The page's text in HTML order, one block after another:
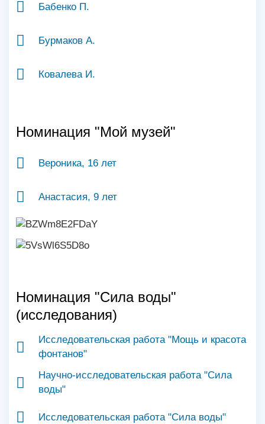
Бабенко П.
Бурмаков А.
Ковалева И.
Номинация "Мой музей"
Вероника, 16 лет
Анастасия, 9 лет
Номинация "Сила воды"
(исследования)
Исследовательская работа "Мощь и красота
фонтанов"
Научно-исследовательская работа "Сила
воды"
Исследовательская работа "Сила воды"